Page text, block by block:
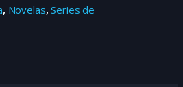
, Novelas,Series de